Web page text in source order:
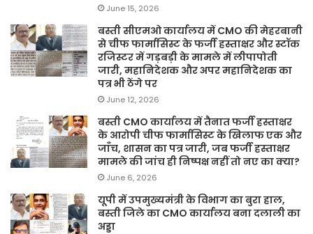
June 15, 2026
बस्ती सीएमओ कार्यालय में CMO की मेहरबानी
से चीफ फार्मासिस्ट के फर्जी हस्ताक्षर और स्टॉक
रजिस्टर में गड़बड़ी के मामले में लीपापोती
जारी, महानिदेशक और अपर महानिदेशक का
पत्र भी ठेंगे पर
June 12, 2026
बस्ती CMO कार्यालय में तैनात फर्जी हस्ताक्षर
के आरोपी चीफ फार्मासिस्ट के खिलाफ एक और
जाँच, शासन का पत्र जारी, जब फर्जी हस्ताक्षर
मामले की जांच ही निष्पक्ष नहीं तो नए का क्या?
June 6, 2026
यूपी में उपमुख्यमंत्री के विभाग का बुरा हाल,
बस्ती जिले का CMO कार्यालय बना दलाली का
अड्डा